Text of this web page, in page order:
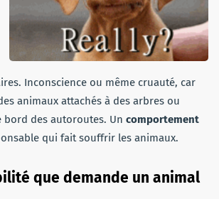
Inconscience ou même cruauté, car
animaux attachés à des arbres ou
bord des autoroutes. Un comportement
qui fait souffrir les animaux.
que demande un animal